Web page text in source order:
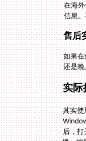
在海
信息
售后
如果
还是
实际
其实